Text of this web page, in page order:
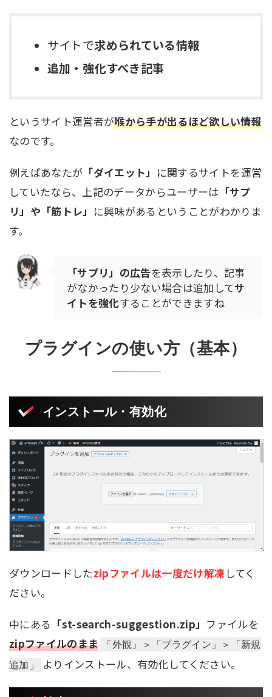
サイトで求められている情報
追加・強化すべき記事
というサイト運営者が喉から手が出るほど欲しい情報
なのです。
例えばあなたが 「ダイエット」 に関するサイトを運営
していたなら、上記のデータからユーザーは 「サプ
リ」や「筋トレ」 に興味があるということがわかりま
す。
「サプリ」の広告を表示したり、記事
がなかったり少ない場合は追加してサ
イトを強化することができますね
プラグインの使い方（基本）
インストール・有効化
ダウンロードしたzipファイルは一度だけ解凍 してく
ださい。
中にある 「st-search-suggestion.zip」 ファイルを
zipファイルのまま
「外観」＞「プラグイン」＞「新規
追加」
よりインストール、有効化してください。